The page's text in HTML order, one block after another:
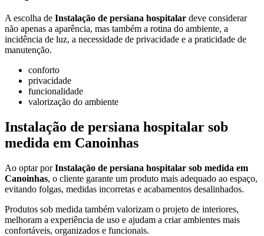
A escolha de Instalação de persiana hospitalar deve considerar
não apenas a aparência, mas também a rotina do ambiente, a
incidência de luz, a necessidade de privacidade e a praticidade de
manutenção.
conforto
privacidade
funcionalidade
valorização do ambiente
Instalação de persiana hospitalar sob
medida em Canoinhas
Ao optar porInstalação de persiana hospitalar sob medida em
Canoinhas, o cliente garante um produto mais adequado ao espaço,
evitando folgas, medidas incorretas e acabamentos desalinhados.
Produtos sob medida também valorizam o projeto de interiores,
melhoram a experiência de uso e ajudam a criar ambientes mais
confortáveis, organizados e funcionais.